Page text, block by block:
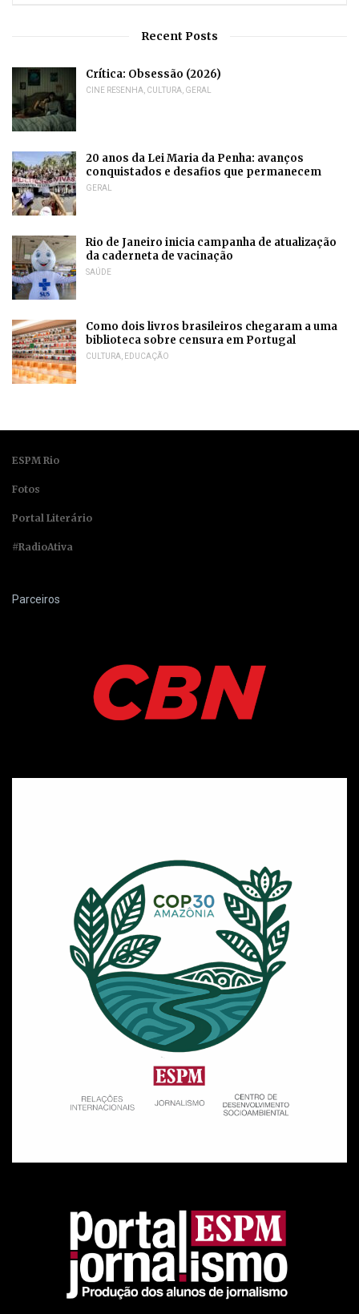
Recent Posts
Crítica: Obsessão (2026)
CINE RESENHA, CULTURA, GERAL
20 anos da Lei Maria da Penha: avanços
conquistados e desafios que permanecem
GERAL
Rio de Janeiro inicia campanha de atualização
da caderneta de vacinação
SAÚDE
Como dois livros brasileiros chegaram a uma
biblioteca sobre censura em Portugal
CULTURA, EDUCAÇÃO
ESPM Rio
Fotos
Portal Literário
#RadioAtiva
Parceiros